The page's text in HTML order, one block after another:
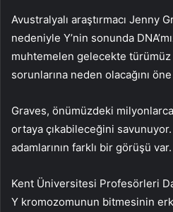
Avustralyalı araştırmacı Jenny
nedeniyle Y’nin sonunda
muhtemelen gelecekte türümüz
sorunlarına neden olacağını
Graves, önümüzdeki
ortaya çıkabileceğini
adamlarının farklı bir görüşü var.
Kent Üniversitesi Profesörleri
Y kromozomunun bitmesinin